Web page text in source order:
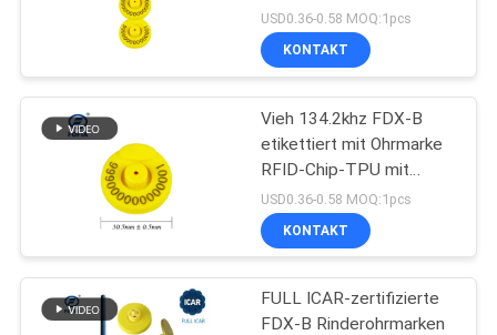
FDX-B
USD0.36-0.58 MOQ:1pcs
KONTAKT
Vieh 134.2khz FDX-B
etikettiert mit Ohrmarke
RFID-Chip-TPU mit
Laserdruck-Zahl
USD0.36-0.58 MOQ:1pcs
KONTAKT
FULL ICAR-zertifizierte
FDX-B Rinderohrmarken